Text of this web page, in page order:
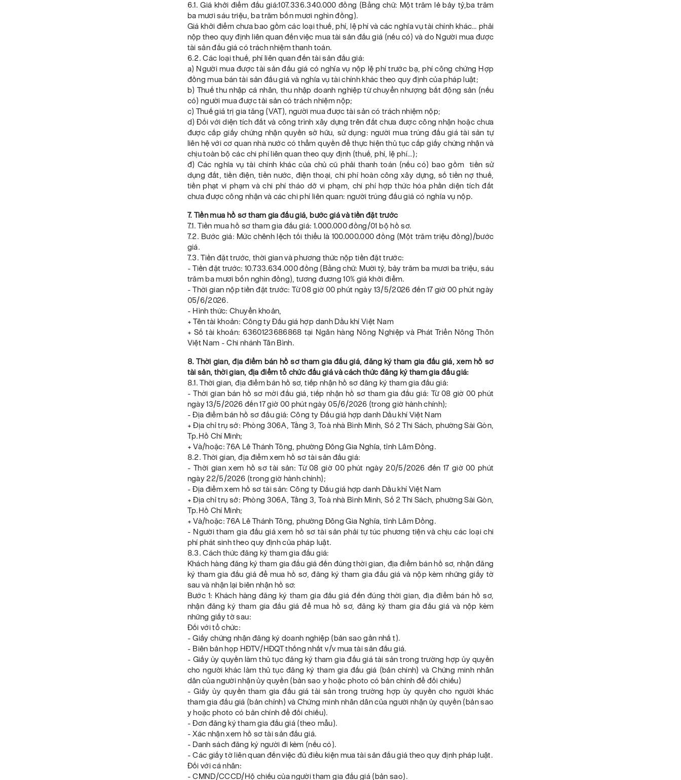
6.1. Giá khởi điểm đấu giá:107.336.340.000 đồng (Bằng chữ: Một trăm lẻ bảy tỷ,ba trăm
ba mươi sáu triệu, ba trăm bốn mươi nghìn đồng).
Giá khởi điểm chưa bao gồm các loại thuế, phí, lệ phí và các nghĩa vụ tài chính khác… phải
nộp theo quy định liên quan đến việc mua tài sản đấu giá (nếu có) và do Người mua được
tài sản đấu giá có trách nhiệm thanh toán.
6.2. Các loại thuế, phí liên quan đến tài sản đấu giá:
a) Người mua được tài sản đấu giá có nghĩa vụ nộp lệ phí trước bạ, phí công chứng Hợp
đồng mua bán tài sản đấu giá và nghĩa vụ tài chính khác theo quy định của pháp luật;
b) Thuế thu nhập cá nhân, thu nhập doanh nghiệp từ chuyển nhượng bất động sản (nếu
có) người mua được tài sản có trách nhiệm nộp;
c) Thuế giá trị gia tăng (VAT), người mua được tài sản có trách nhiệm nộp;
d) Đối với diện tích đất và công trình xây dựng trên đất chưa được công nhận hoặc chưa
được cấp giấy chứng nhận quyền sở hữu, sử dụng: người mua trúng đấu giá tài sản tự
liên hệ với cơ quan nhà nước có thẩm quyền để thực hiện thủ tục cấp giấy chứng nhận và
chịu toàn bộ các chi phí liên quan theo quy định (thuế, phí, lệ phí…);
đ) Các nghĩa vụ tài chính khác của chủ cũ phải thanh toán (nếu có) bao gồm tiền sử
dụng đất, tiền điện, tiền nước, điện thoại, chi phí hoàn công xây dựng, số tiền nợ thuế,
tiền phạt vi phạm và chi phí tháo dỡ vi phạm, chi phí hợp thức hóa phần diện tích đất
chưa được công nhận và các chi phí liên quan: người trúng đấu giá có nghĩa vụ nộp.
7. Tiền mua hồ sơ tham gia đấu giá, bước giá và tiền đặt trước
7.1. Tiền mua hồ sơ tham gia đấu giá: 1.000.000 đồng/01 bộ hồ sơ.
7.2. Bước giá: Mức chênh lệch tối thiểu là 100.000.000 đồng (Một trăm triệu đồng)/bước
giá.
7.3. Tiền đặt trước, thời gian và phương thức nộp tiền đặt trước:
- Tiền đặt trước: 10.733.634.000 đồng (Bằng chữ: Mười tỷ, bảy trăm ba mươi ba triệu, sáu
trăm ba mươi bốn nghìn đồng), tương đương 10% giá khởi điểm.
- Thời gian nộp tiền đặt trước: Từ 08 giờ 00 phút ngày 13/5/2026 đến 17 giờ 00 phút ngày
05/6/2026.
- Hình thức: Chuyển khoản,
+ Tên tài khoản: Công ty Đấu giá hợp danh Dầu khí Việt Nam
+ Số tài khoản: 6360123686868 tại Ngân hàng Nông Nghiệp và Phát Triển Nông Thôn
Việt Nam - Chi nhánh Tân Bình.
8. Thời gian, địa điểm bán hồ sơ tham gia đấu giá, đăng ký tham gia đấu giá, xem hồ sơ
tài sản, thời gian, địa điểm tổ chức đấu giá và cách thức đăng ký tham gia đấu giá:
8.1. Thời gian, địa điểm bán hồ sơ, tiếp nhận hồ sơ đăng ký tham gia đấu giá:
- Thời gian bán hồ sơ mời đấu giá, tiếp nhận hồ sơ tham gia đấu giá: Từ 08 giờ 00 phút
ngày 13/5/2026 đến 17 giờ 00 phút ngày 05/6/2026 (trong giờ hành chính);
- Địa điểm bán hồ sơ đấu giá: Công ty Đấu giá hợp danh Dầu khí Việt Nam
+ Địa chỉ trụ sở: Phòng 306A, Tầng 3, Toà nhà Bình Minh, Số 2 Thi Sách, phường Sài Gòn,
Tp.Hồ Chí Minh;
+ Và/hoặc: 76A Lê Thánh Tông, phường Đông Gia Nghĩa, tỉnh Lâm Đồng.
8.2. Thời gian, địa điểm xem hồ sơ tài sản đấu giá:
- Thời gian xem hồ sơ tài sản: Từ 08 giờ 00 phút ngày 20/5/2026 đến 17 giờ 00 phút
ngày 22/5/2026 (trong giờ hành chính);
- Địa điểm xem hồ sơ tài sản: Công ty Đấu giá hợp danh Dầu khí Việt Nam
+ Địa chỉ trụ sở: Phòng 306A, Tầng 3, Toà nhà Bình Minh, Số 2 Thi Sách, phường Sài Gòn,
Tp.Hồ Chí Minh;
+ Và/hoặc: 76A Lê Thánh Tông, phường Đông Gia Nghĩa, tỉnh Lâm Đồng.
- Người tham gia đấu giá xem hồ sơ tài sản phải tự túc phương tiện và chịu các loại chi
phí phát sinh theo quy định của pháp luật.
8.3. Cách thức đăng ký tham gia đấu giá:
Khách hàng đăng ký tham gia đấu giá đến đúng thời gian, địa điểm bán hồ sơ, nhận đăng
ký tham gia đấu giá để mua hồ sơ, đăng ký tham gia đấu giá và nộp kèm những giấy tờ
sau và nhận lại biên nhận hồ sơ:
Bước 1: Khách hàng đăng ký tham gia đấu giá đến đúng thời gian, địa điểm bán hồ sơ,
nhận đăng ký tham gia đấu giá để mua hồ sơ, đăng ký tham gia đấu giá và nộp kèm
những giấy tờ sau:
Đối với tổ chức:
- Giấy chứng nhận đăng ký doanh nghiệp (bản sao gần nhấ t).
- Biên bản họp HĐTV/HĐQT thống nhất v/v mua tài sản đấu giá.
- Giấy ủy quyền làm thủ tục đăng ký tham gia đấu giá tài sản trong trường hợp ủy quyền
cho người khác làm thủ tục đăng ký tham gia đấu giá (bản chính) và Chứng minh nhân
dân của người nhận ủy quyền (bản sao y hoặc photo có bản chính để đối chiếu)
- Giấy ủy quyền tham gia đấu giá tài sản trong trường hợp ủy quyền cho người khác
tham gia đấu giá (bản chính) và Chứng minh nhân dân của người nhận ủy quyền (bản sao
y hoặc photo có bản chính để đối chiếu).
- Đơn đăng ký tham gia đấu giá (theo mẫu).
- Xác nhận xem hồ sơ tài sản đấu giá.
- Danh sách đăng ký người đi kèm (nếu có).
- Các giấy tờ liên quan đến việc đủ điều kiện mua tài sản đấu giá theo quy định pháp luật.
Đối với cá nhân:
- CMND/CCCD/Hộ chiếu của người tham gia đấu giá (bản sao).